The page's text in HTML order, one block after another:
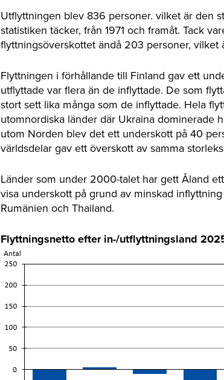
Utflyttningen blev 836 personer. vilket är den
statistiken täcker, från 1971 och framåt. Tack
flyttningsöverskottet ändå 203 personer,
Flyttningen i förhållande till Finland gav ett
utflyttade var flera än de inflyttade. De som
stort sett lika många som de inflyttade. Hela
utomnordiska länder där Ukraina dominerade
utom Norden blev det ett underskott på 40
världsdelar gav ett överskott av samma
Länder som under 2000-talet har gett Åland
visa underskott på grund av minskad
Rumänien och Thailand.
Flyttningsnetto efter in-/utflyttningsland